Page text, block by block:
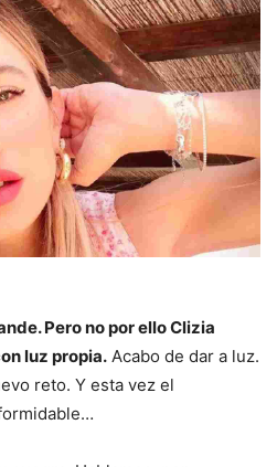
Pero no por ello Clizia
luz propia. Acabo de dar a luz.
reto. Y esta vez el